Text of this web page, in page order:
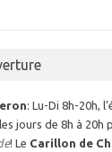
: Lu-Di 8h-20h,
jours de 8h à 20h
! Le Carillon de